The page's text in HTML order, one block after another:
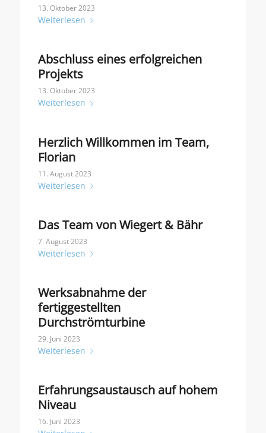
13. Oktober 2023
Weiterlesen
Abschluss eines erfolgreichen
Projekts
13. Oktober 2023
Weiterlesen
Herzlich Willkommen im Team,
Florian
11. August 2023
Weiterlesen
Das Team von Wiegert & Bähr
7. August 2023
Weiterlesen
Werksabnahme der
fertiggestellten
Durchströmturbine
29. Juni 2023
Weiterlesen
Erfahrungsaustausch auf hohem
Niveau
16. Juni 2023